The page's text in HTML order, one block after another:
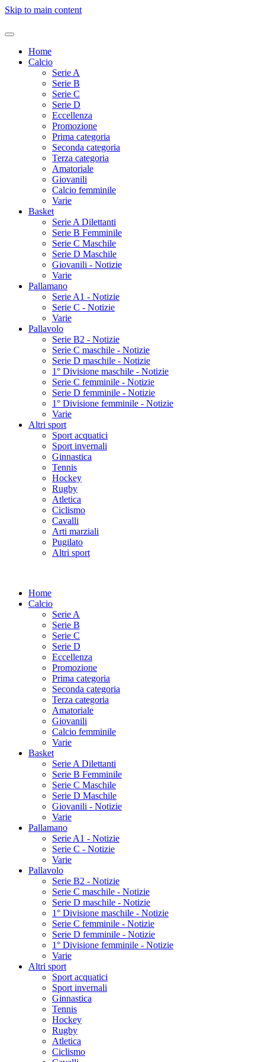
Skip to main content
Home
Calcio
Serie A
Serie B
Serie C
Serie D
Eccellenza
Promozione
Prima categoria
Seconda categoria
Terza categoria
Amatoriale
Giovanili
Calcio femminile
Varie
Basket
Serie A Dilettanti
Serie B Femminile
Serie C Maschile
Serie D Maschile
Giovanili - Notizie
Varie
Pallamano
Serie A1 - Notizie
Serie C - Notizie
Varie
Pallavolo
Serie B2 - Notizie
Serie C maschile - Notizie
Serie D maschile - Notizie
1° Divisione maschile - Notizie
Serie C femminile - Notizie
Serie D femminile - Notizie
1° Divisione femminile - Notizie
Varie
Altri sport
Sport acquatici
Sport invernali
Ginnastica
Tennis
Hockey
Rugby
Atletica
Ciclismo
Cavalli
Arti marziali
Pugilato
Altri sport
Home
Calcio
Serie A
Serie B
Serie C
Serie D
Eccellenza
Promozione
Prima categoria
Seconda categoria
Terza categoria
Amatoriale
Giovanili
Calcio femminile
Varie
Basket
Serie A Dilettanti
Serie B Femminile
Serie C Maschile
Serie D Maschile
Giovanili - Notizie
Varie
Pallamano
Serie A1 - Notizie
Serie C - Notizie
Varie
Pallavolo
Serie B2 - Notizie
Serie C maschile - Notizie
Serie D maschile - Notizie
1° Divisione maschile - Notizie
Serie C femminile - Notizie
Serie D femminile - Notizie
1° Divisione femminile - Notizie
Varie
Altri sport
Sport acquatici
Sport invernali
Ginnastica
Tennis
Hockey
Rugby
Atletica
Ciclismo